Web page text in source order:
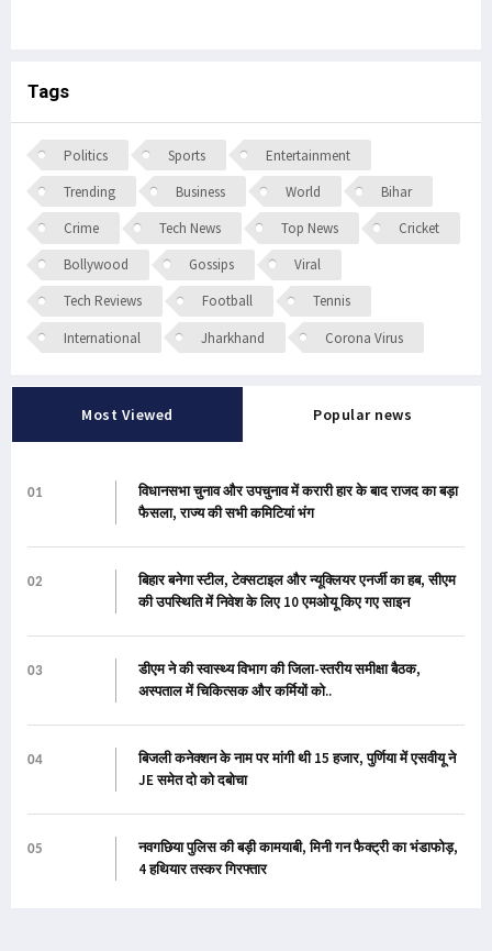
Tags
Politics Sports
Entertainment
Trending
Business World
Bihar
Crime
Tech News Top News
Cricket
Bollywood
Gossips
Viral
Tech Reviews
Football
Tennis
International
Jharkhand Corona Virus
Most Viewed Popular news
01
विधानसभा चुनाव और उपचुनाव में करारी हार के बाद राजद का बड़ा
फैसला, राज्य की सभी कमिटियां भंग
02
बिहार बनेगा स्टील, टेक्सटाइल और न्यूक्लियर एनर्जी का हब, सीएम
की उपस्थिति में निवेश के लिए 10 एमओयू किए गए साइन
03
डीएम ने की स्वास्थ्य विभाग की जिला-स्तरीय समीक्षा बैठक,
अस्पताल में चिकित्सक और कर्मियों को..
04
बिजली कनेक्शन के नाम पर मांगी थी 15 हजार, पुर्णिया में एसवीयू ने
JE समेत दो को दबोचा
05
नवगछिया पुलिस की बड़ी कामयाबी, मिनी गन फैक्ट्री का भंडाफोड़,
4 हथियार तस्कर गिरफ्तार